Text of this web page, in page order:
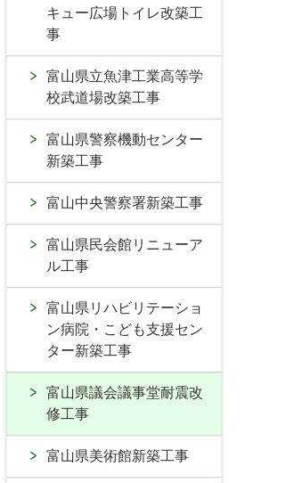
キュー広場トイレ改築工
事
富山県立魚津工業高等学
校武道場改築工事
富山県警察機動センター
新築工事
富山中央警察署新築工事
富山県民会館リニューア
ル工事
富山県リハビリテーショ
ン病院・こども支援セン
ター新築工事
富山県議会議事堂耐震改
修工事
富山県美術館新築工事